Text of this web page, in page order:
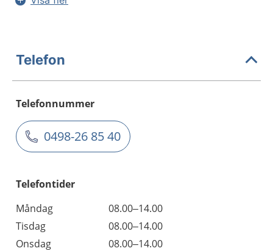
Telefon
Telefonnummer
0498-26 85 40
Telefontider
Måndag
08.00–14.00
Tisdag
08.00–14.00
Onsdag
08.00–14.00